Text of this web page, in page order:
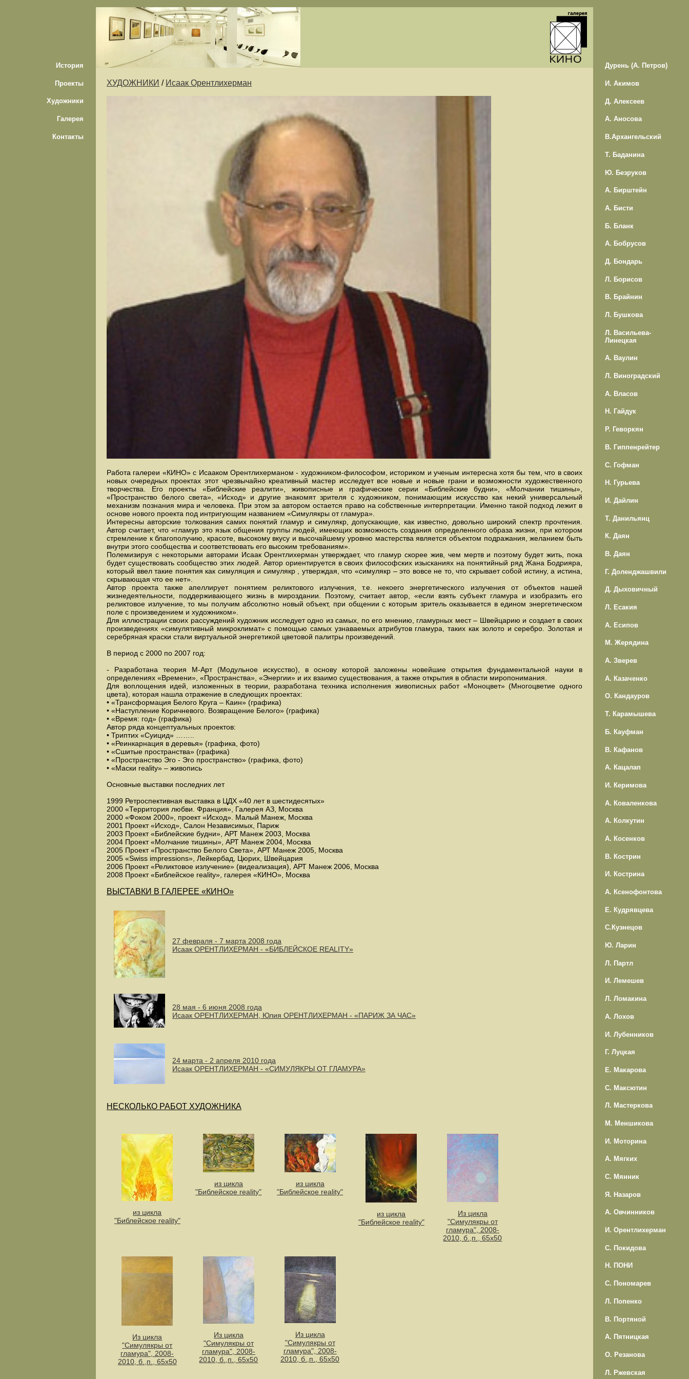
История
Проекты
Художники
Галерея
Контакты
ХУДОЖНИКИ / Исаак Орентлихерман
Работа галереи «КИНО» с Исааком Орентлихерманом - художником-философом, историком и ученым интересна хотя бы тем, что в своих
новых очередных проектах этот чрезвычайно креативный мастер исследует все новые и новые грани и возможности художественного
творчества. Его проекты «Библейские реалити», живописные и графические серии «Библейские будни», «Молчании тишины»,
«Пространство белого света», «Исход» и другие знакомят зрителя с художником, понимающим искусство как некий универсальный
механизм познания мира и человека. При этом за автором остается право на собственные интерпретации. Именно такой подход лежит в
основе нового проекта под интригующим названием «Симулякры от гламура».
Интересны авторские толкования самих понятий гламур и симулякр, допускающие, как известно, довольно широкий спектр прочтения.
Автор считает, что «гламур это язык общения группы людей, имеющих возможность создания определенного образа жизни, при котором
стремление к благополучию, красоте, высокому вкусу и высочайшему уровню мастерства является объектом подражания, желанием быть
внутри этого сообщества и соответствовать его высоким требованиям».
Полемизируя с некоторыми авторами Исаак Орентлихерман утверждает, что гламур скорее жив, чем мертв и поэтому будет жить, пока
будет существовать сообщество этих людей. Автор ориентируется в своих философских изысканиях на понятийный ряд Жана Бодрияра,
который ввел такие понятия как симуляция и симулякр , утверждая, что «симулякр – это вовсе не то, что скрывает собой истину, а истина,
скрывающая что ее нет».
Автор проекта также апеллирует понятием реликтового излучения, т.е. некоего энергетического излучения от объектов нашей
жизнедеятельности, поддерживающего жизнь в мироздании. Поэтому, считает автор, «если взять субъект гламура и изобразить его
реликтовое излучение, то мы получим абсолютно новый объект, при общении с которым зритель оказывается в едином энергетическом
поле с произведением и художником».
Для иллюстрации своих рассуждений художник исследует одно из самых, по его мнению, гламурных мест – Швейцарию и создает в своих
произведениях «симулятивный микроклимат» с помощью самых узнаваемых атрибутов гламура, таких как золото и серебро. Золотая и
серебряная краски стали виртуальной энергетикой цветовой палитры произведений.
В период с 2000 по 2007 год:
- Разработана теория М-Арт (Модульное искусство), в основу которой заложены новейшие открытия фундаментальной науки в
определениях «Времени», «Пространства», «Энергии» и их взаимо существования, а также открытия в области миропонимания.
Для воплощения идей, изложенных в теории, разработана техника исполнения живописных работ «Моноцвет» (Многоцветие одного
цвета), которая нашла отражение в следующих проектах:
• «Трансформация Белого Круга – Каин» (графика)
• «Наступление Коричневого. Возвращение Белого» (графика)
• «Время: год» (графика)
Автор ряда концептуальных проектов:
• Триптих «Суицид» ……..
• «Реинкарнация в деревья» (графика, фото)
• «Сшитые пространства» (графика)
• «Пространство Эго - Эго пространство» (графика, фото)
• «Маски reality» – живопись
Основные выставки последних лет
1999 Ретроспективная выставка в ЦДХ «40 лет в шестидесятых»
2000 «Территория любви. Франция», Галерея АЗ, Москва
2000 «Фоком 2000», проект «Исход». Малый Манеж, Москва
2001 Проект «Исход», Салон Независимых, Париж
2003 Проект «Библейские будни», АРТ Манеж 2003, Москва
2004 Проект «Молчание тишины», АРТ Манеж 2004, Москва
2005 Проект «Пространство Белого Света», АРТ Манеж 2005, Москва
2005 «Swiss impressions», Лейкербад, Цюрих, Швейцария
2006 Проект «Реликтовое излучение» (видеализация), АРТ Манеж 2006, Москва
2008 Проект «Библейское reality», галерея «КИНО», Москва
ВЫСТАВКИ В ГАЛЕРЕЕ «КИНО»
27 февраля - 7 марта 2008 года
Исаак ОРЕНТЛИХЕРМАН - «БИБЛЕЙСКОЕ REALITY»
28 мая - 6 июня 2008 года
Исаак ОРЕНТЛИХЕРМАН, Юлия ОРЕНТЛИХЕРМАН - «ПАРИЖ ЗА ЧАС»
24 марта - 2 апреля 2010 года
Исаак ОРЕНТЛИХЕРМАН - «СИМУЛЯКРЫ ОТ ГЛАМУРА»
НЕСКОЛЬКО РАБОТ ХУДОЖНИКА
из цикла
"Библейское reality"
из цикла
"Библейское reality"
из цикла
"Библейское reality"
из цикла
"Библейское reality"
Из цикла
"Симулякры от
гламура", 2008-
2010, б.,п., 65х50
Из цикла
"Симулякры от
гламура", 2008-
2010, б.,п., 65х50
Из цикла
"Симулякры от
гламура", 2008-
2010, б.,п., 65х50
Из цикла
"Симулякры от
гламура", 2008-
2010, б.,п., 65х50
Дурень (А. Петров)
И. Акимов
Д. Алексеев
А. Аносова
В.Архангельский
Т. Баданина
Ю. Безруков
А. Бирштейн
А. Бисти
Б. Бланк
А. Бобрусов
Д. Бондарь
Л. Борисов
В. Брайнин
Л. Бушкова
Л. Васильева-
Линецкая
А. Ваулин
Л. Виноградский
А. Власов
Н. Гайдук
Р. Геворкян
В. Гиппенрейтер
С. Гофман
Н. Гурьева
И. Дайлин
Т. Данильянц
К. Даян
В. Даян
Г. Доленджашвили
Д. Дыховичный
Л. Есакия
А. Есипов
М. Жерядина
А. Зверев
А. Казаченко
О. Кандауров
Т. Карамышева
Б. Кауфман
В. Кафанов
А. Кацалап
И. Керимова
А. Коваленкова
А. Колкутин
А. Косенков
В. Кострин
И. Кострина
А. Ксенофонтова
Е. Кудрявцева
С.Кузнецов
Ю. Ларин
Л. Партл
И. Лемешев
Л. Ломакина
А. Лохов
И. Лубенников
Г. Луцкая
Е. Макарова
С. Максютин
Л. Мастеркова
М. Меншикова
И. Моторина
А. Мягких
С. Мянник
Я. Назаров
А. Овчинников
И. Орентлихерман
С. Покидова
Н. ПОНИ
С. Пономарев
Л. Попенко
В. Портяной
А. Пятницкая
О. Резанова
Л. Ржевская